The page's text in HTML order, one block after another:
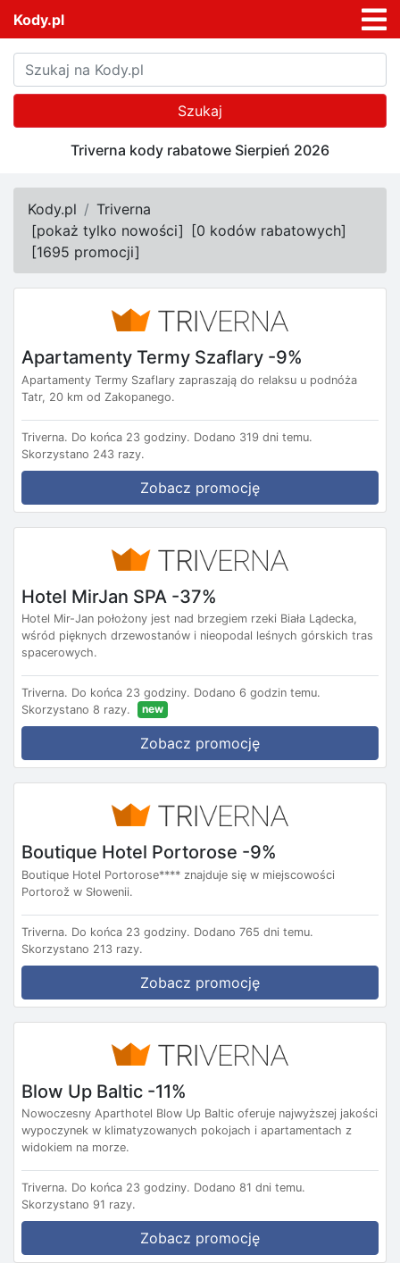
Kody.pl
Szukaj
Triverna kody rabatowe Sierpień 2026
Kody.pl
Triverna
[pokaż tylko nowości] [0 kodów rabatowych]
[1695 promocji]
Apartamenty Termy Szaflary -9%
Apartamenty Termy Szaflary zapraszają do relaksu u podnóża
Tatr, 20 km od Zakopanego.
Triverna. Do końca 23 godziny. Dodano 319 dni temu.
Skorzystano 243 razy.
Zobacz promocję
Hotel MirJan SPA -37%
Hotel Mir-Jan położony jest nad brzegiem rzeki Biała Lądecka,
wśród pięknych drzewostanów i nieopodal leśnych górskich tras
spacerowych.
Triverna. Do końca 23 godziny. Dodano 6 godzin temu.
Skorzystano 8 razy.
new
Zobacz promocję
Boutique Hotel Portorose -9%
Boutique Hotel Portorose**** znajduje się w miejscowości
Portorož w Słowenii.
Triverna. Do końca 23 godziny. Dodano 765 dni temu.
Skorzystano 213 razy.
Zobacz promocję
Blow Up Baltic -11%
Nowoczesny Aparthotel Blow Up Baltic oferuje najwyższej jakości
wypoczynek w klimatyzowanych pokojach i apartamentach z
widokiem na morze.
Triverna. Do końca 23 godziny. Dodano 81 dni temu.
Skorzystano 91 razy.
Zobacz promocję